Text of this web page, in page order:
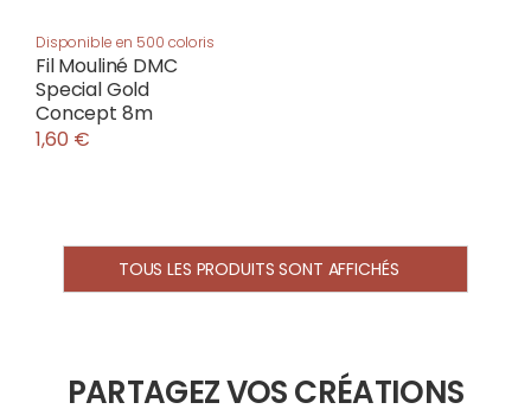
Disponible en 500 coloris
Fil Mouliné DMC
Special Gold
Concept 8m
1,60 €
TOUS LES PRODUITS SONT AFFICHÉS
PARTAGEZ VOS CRÉATIONS